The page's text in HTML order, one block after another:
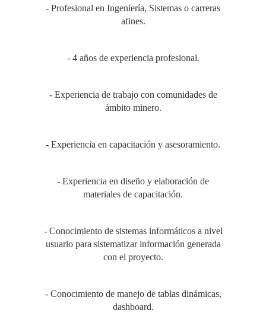
- Profesional en Ingeniería, Sistemas o carreras
afines.
- 4 años de experiencia profesional.
- Experiencia de trabajo con comunidades de
ámbito minero.
- Experiencia en capacitación y asesoramiento.
- Experiencia en diseño y elaboración de
materiales de capacitación.
- Conocimiento de sistemas informáticos a nivel
usuario para sistematizar información generada
con el proyecto.
- Conocimiento de manejo de tablas dinámicas,
dashboard.